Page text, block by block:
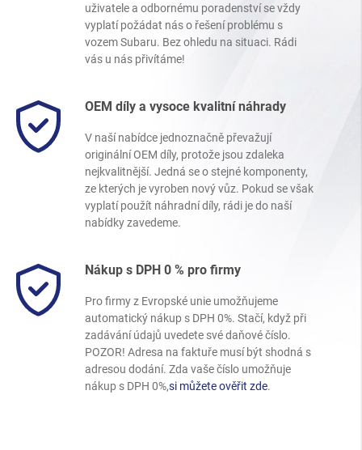
uživatele a odbornému poradenství se vždy
vyplatí požádat nás o řešení problému s
vozem Subaru. Bez ohledu na situaci. Rádi
vás u nás přivítáme!
OEM díly a vysoce kvalitní náhrady
V naší nabídce jednoznačně převažují
originální OEM díly, protože jsou zdaleka
nejkvalitnější. Jedná se o stejné komponenty,
ze kterých je vyroben nový vůz. Pokud se však
vyplatí použít náhradní díly, rádi je do naší
nabídky zavedeme.
Nákup s DPH 0 % pro firmy
Pro firmy z Evropské unie umožňujeme
automatický nákup s DPH 0%. Stačí, když při
zadávání údajů uvedete své daňové číslo.
POZOR! Adresa na faktuře musí být shodná s
adresou dodání. Zda vaše číslo umožňuje
nákup s DPH 0%,si můžete ověřit zde.